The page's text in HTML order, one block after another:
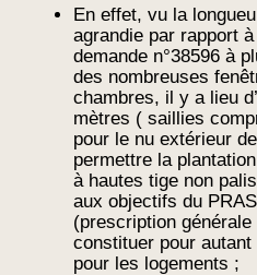
En effet, vu la
agrandie par rapport
demande n°38596 à
des nombreuses
chambres, il y a lieu
mètres ( saillies
pour le nu extérieur
permettre la
à hautes tige non
aux objectifs du PRAS
(prescription
constituer pour autant
pour les logements ;